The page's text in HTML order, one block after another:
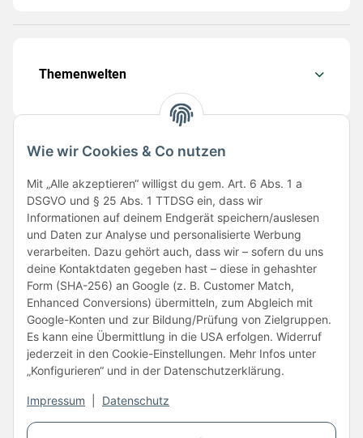
Wie wir Cookies & Co nutzen
Mit „Alle akzeptieren“ willigst du gem. Art. 6 Abs. 1 a
DSGVO und § 25 Abs. 1 TTDSG ein, dass wir
Informationen auf deinem Endgerät speichern/auslesen
und Daten zur Analyse und personalisierte Werbung
verarbeiten. Dazu gehört auch, dass wir – sofern du uns
deine Kontaktdaten gegeben hast – diese in gehashter
Form (SHA-256) an Google (z. B. Customer Match,
Enhanced Conversions) übermitteln, zum Abgleich mit
Google-Konten und zur Bildung/Prüfung von Zielgruppen.
Es kann eine Übermittlung in die USA erfolgen. Widerruf
jederzeit in den Cookie-Einstellungen. Mehr Infos unter
„Konfigurieren“ und in der Datenschutzerklärung.
Impressum Datenschutz
Themenwelten
Folge uns
Unsere Partner
Vertrag widerrufen